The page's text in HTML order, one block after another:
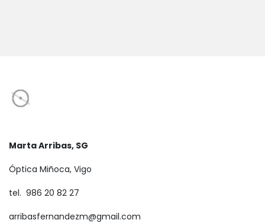
Marta Arribas, SG
Óptica Miñoca, Vigo
tel. 986 20 82 27
arribasfernandezm@gmail.com